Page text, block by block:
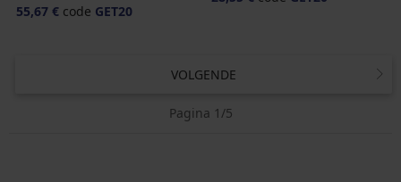
55,67 € code GET20
VOLGENDE
Pagina 1/5